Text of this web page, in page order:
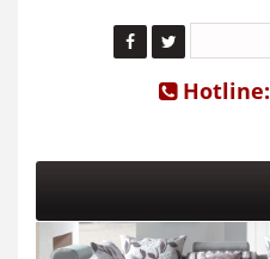
Hotline: